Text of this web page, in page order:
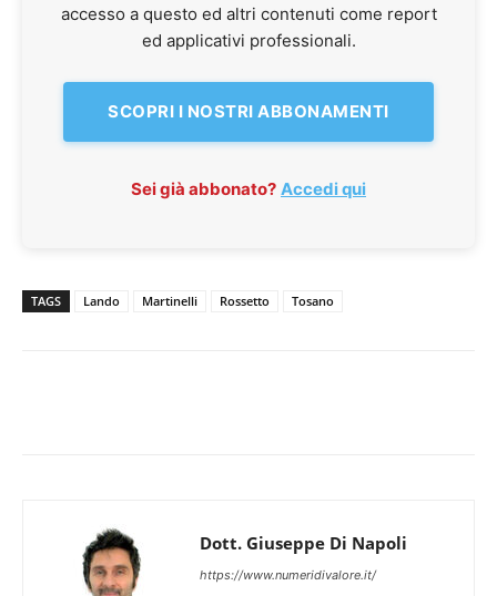
accesso a questo ed altri contenuti come report
ed applicativi professionali.
SCOPRI I NOSTRI ABBONAMENTI
Sei già abbonato? Accedi qui
TAGS Lando Martinelli Rossetto Tosano
Dott. Giuseppe Di Napoli
https://www.numeridivalore.it/